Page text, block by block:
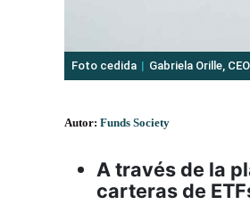
Foto cedida Gabriela Orille,
Autor: Funds Society
A través de la
carteras de